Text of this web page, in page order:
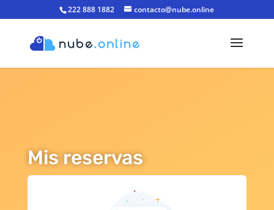
222 888 1882 contacto@nube.online
Mis reservas